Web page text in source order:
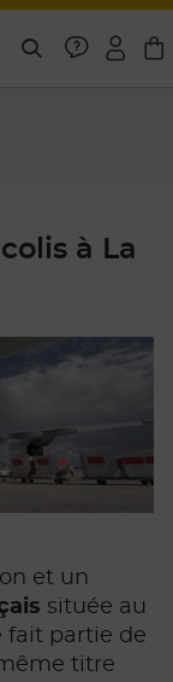
à La
et un
située au
fait partie de
titre